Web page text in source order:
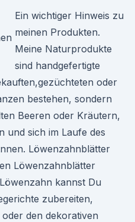
Ein wichtiger Hinweis zu
meinen Produkten.
Meine Naturprodukte
sind handgefertigte
oder
bestehen, sondern
Beeren oder Kräutern,
und sich im Laufe des
Löwenzahnblätter
Löwenzahnblätter
kannst Du
zubereiten,
den dekorativen